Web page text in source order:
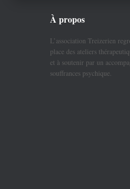
À propos
L’association Treizerien
place des ateliers
et à soutenir par un
souffrances psychique.